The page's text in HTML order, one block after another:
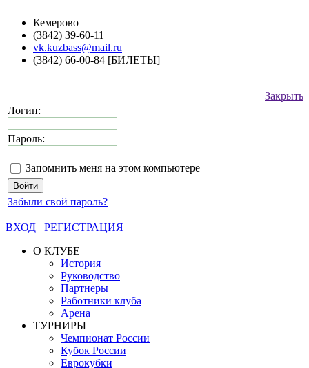
Кемерово
(3842) 39-60-11
vk.kuzbass@mail.ru
(3842) 66-00-84 [БИЛЕТЫ]
Закрыть
Логин:
Пароль:
Запомнить меня на этом компьютере
Забыли свой пароль?
ВХОД
РЕГИСТРАЦИЯ
О КЛУБЕ
История
Руководство
Партнеры
Работники клуба
Арена
ТУРНИРЫ
Чемпионат России
Кубок России
Еврокубки